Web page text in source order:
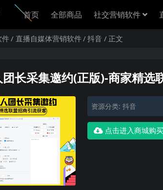
首页 全部商品 社交营销软件
件 直播自媒体营销软件 抖音 正文
长采集邀约(正版)-商家精选
资源分类: 抖音
点击进入商城购